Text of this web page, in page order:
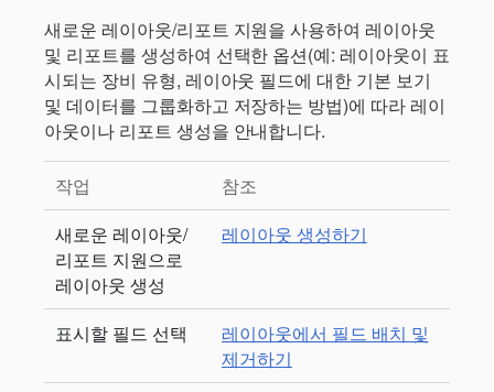
새로운 레이아웃/리포트 지원을 사용하여 레이아웃
및 리포트를 생성하여 선택한 옵션(예: 레이아웃이 표
시되는 장비 유형, 레이아웃 필드에 대한 기본 보기
및 데이터를 그룹화하고 저장하는 방법)에 따라 레이
아웃이나 리포트 생성을 안내합니다.
작업
참조
새로운 레이아웃/
리포트 지원으로
레이아웃 생성
레이아웃 생성하기
표시할 필드 선택
레이아웃에서 필드 배치 및
제거하기